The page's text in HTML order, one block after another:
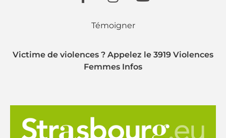
Témoigner
Victime de violences ? Appelez le 3919 Violences
Femmes Infos